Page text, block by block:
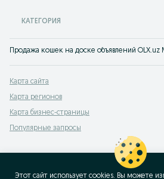
КАТЕГОРИЯ
Карта сайта
Карта регионов
Карта бизнес-страницы
Популярные запросы
Этот сайт использует cookies. Вы можете